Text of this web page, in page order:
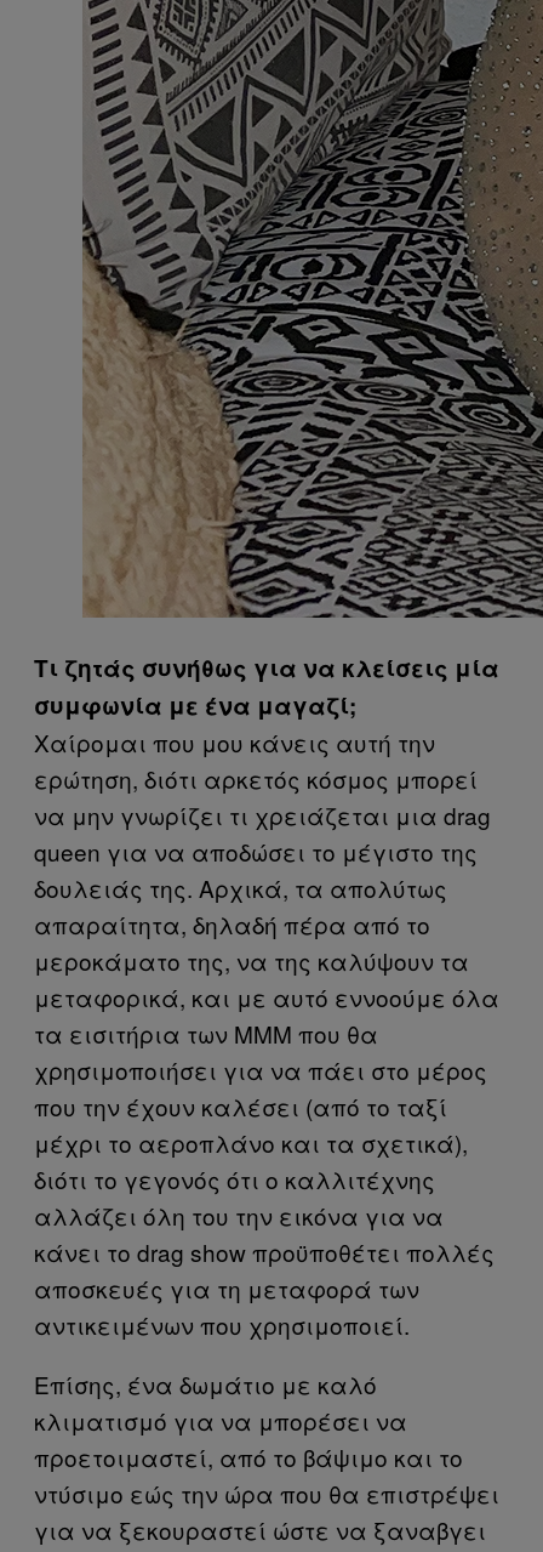
Τι ζητάς συνήθως για να κλείσεις μία
συμφωνία με ένα μαγαζί;
Χαίρομαι που μου κάνεις αυτή την
ερώτηση, διότι αρκετός κόσμος μπορεί
να μην γνωρίζει τι χρειάζεται μια drag
queen για να αποδώσει το μέγιστο της
δουλειάς της. Αρχικά, τα απολύτως
απαραίτητα, δηλαδή πέρα από το
μεροκάματο της, να της καλύψουν τα
μεταφορικά, και με αυτό εννοούμε όλα
τα εισιτήρια των ΜΜΜ που θα
χρησιμοποιήσει για να πάει στο μέρος
που την έχουν καλέσει (από το ταξί
μέχρι το αεροπλάνο και τα σχετικά),
διότι το γεγονός ότι ο καλλιτέχνης
αλλάζει όλη του την εικόνα για να
κάνει το drag show προϋποθέτει πολλές
αποσκευές για τη μεταφορά των
αντικειμένων που χρησιμοποιεί.
Επίσης, ένα δωμάτιο με καλό
κλιματισμό για να μπορέσει να
προετοιμαστεί, από το βάψιμο και το
ντύσιμο εώς την ώρα που θα επιστρέψει
για να ξεκουραστεί ώστε να ξαναβγει